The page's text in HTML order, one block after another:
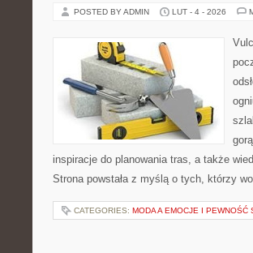
POSTED BY ADMIN LUT - 4 - 2026
inspiracje do planowania tras, a także
Strona powstała z myślą o tych, którzy
CATEGORIES: MODA A EMOCJE I PEWNOŚĆ